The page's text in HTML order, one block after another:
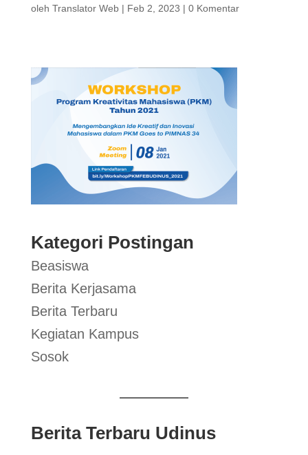
oleh Translator Web| Feb 2, 2023 | 0 Komentar
Kategori Postingan
Beasiswa
Berita Kerjasama
Berita Terbaru
Kegiatan Kampus
Sosok
Berita Terbaru Udinus